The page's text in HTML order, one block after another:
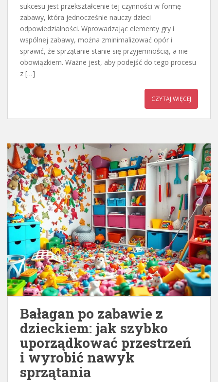
sukcesu jest przekształcenie tej czynności w formę
zabawy, która jednocześnie nauczy dzieci
odpowiedzialności. Wprowadzając elementy gry i
wspólnej zabawy, można zminimalizować opór i
sprawić, że sprzątanie stanie się przyjemnością, a nie
obowiązkiem. Ważne jest, aby podejść do tego procesu
z […]
CZYTAJ WIĘCEJ
Bałagan po zabawie z
dzieckiem: jak szybko
uporządkować przestrzeń
i wyrobić nawyk
sprzątania